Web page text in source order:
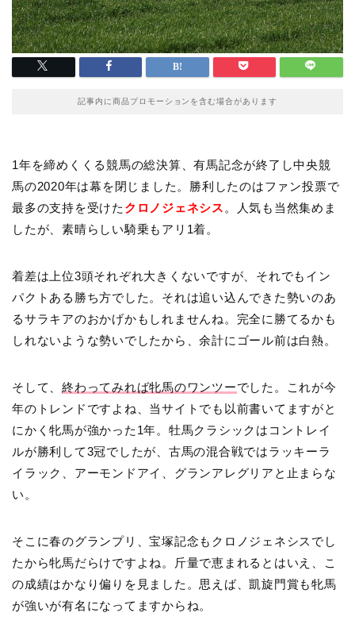
記事内に商品プロモーションを含む場合があります
1年を締めくくる競馬の総決算、有馬記念が終了し中央競
馬の2020年は幕を閉じました。勝利したのはファン投票で
最多の支持を受けた クロノジェネシス 。人気も当然集めま
したが、素晴らしい騎乗もアリ1着。
着差は上位3頭それぞれ大きくないですが、それでもイン
パクトある勝ち方でした。それは追い込んできた勢いのあ
るサラキアのおかげかもしれませんね。完全に勝てるかも
しれないような勢いでしたから、余計にゴール前は白熱。
そして、終わってみれば牝馬のワンツーでした。これが今
年のトレンドですよね、当サイトでも以前書いてますがと
にかく牝馬が強かった1年。牡馬クラシックはコントレイ
ルが勝利して3冠でしたが、古馬の混合戦ではラッキーラ
イラック、アーモンドアイ、グランアレグリアと止まらな
い。
そこに春のグランプリ、宝塚記念もクロノジェネシスでし
たから牝馬だらけですよね。斤量で恵まれるとはいえ、こ
の成績はかなり偏りを見ました。思えば、凱旋門賞も牝馬
が強いが有名になってますからね。